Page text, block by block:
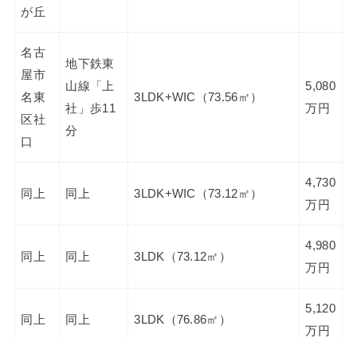
が丘
名古
屋市
名東
区社
口
地下鉄東
山線「上
社」歩11
分
3LDK+WIC（73.56㎡）
5,080
万円
同上 同上 3LDK+WIC（73.12㎡）
4,730
万円
同上 同上 3LDK（73.12㎡）
4,980
万円
同上 同上 3LDK（76.86㎡）
5,120
万円